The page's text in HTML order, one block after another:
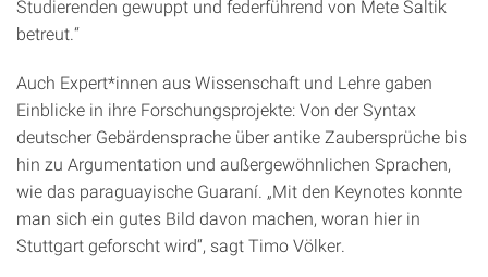
Studierenden gewuppt und federführend von Mete Saltik
betreut.“
Auch Expert*innen aus Wissenschaft und Lehre gaben
Einblicke in ihre Forschungsprojekte: Von der Syntax
deutscher Gebärdensprache über antike Zaubersprüche bis
hin zu Argumentation und außergewöhnlichen Sprachen,
wie das paraguayische Guaraní. „Mit den Keynotes konnte
man sich ein gutes Bild davon machen, woran hier in
Stuttgart geforscht wird“, sagt Timo Völker.